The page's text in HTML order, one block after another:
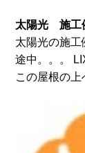
太陽光 施工
太陽光の施
途中。。。
この屋根の上